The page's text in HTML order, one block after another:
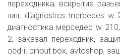
переходника, вскрытие
пин, diagnostics mercedes w
диагностика мерседес w
2, заказал переходник,
obd-ii pinout box, avtoshop,